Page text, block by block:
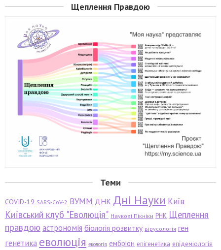
Щеплення Правдою
Теми
COVID-19 SARS-CoV-2 ВУММ ДНК Дні Науки Київ
Київський клуб "Еволюція" Наукові Пікніки РНК Щеплення
правдою астрономія біологія розвитку вірусологія ген
генетика еволюція екологія ембріон епігенетика епідеміологія